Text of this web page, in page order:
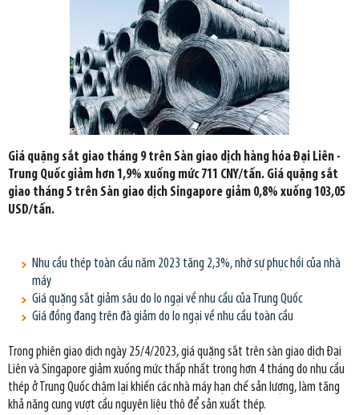
Giá quặng sắt giao tháng 9 trên Sàn giao dịch hàng hóa Đại Liên -
Trung Quốc giảm hơn 1,9% xuống mức 711 CNY/tấn. Giá quặng sắt
giao tháng 5 trên Sàn giao dịch Singapore giảm 0,8% xuống 103,05
USD/tấn.
Nhu cầu thép toàn cầu năm 2023 tăng 2,3%, nhờ sự phục hồi của nhà
máy
Giá quặng sắt giảm sâu do lo ngại về nhu cầu của Trung Quốc
Giá đồng đang trên đà giảm do lo ngại về nhu cầu toàn cầu
Trong phiên giao dịch ngày 25/4/2023, giá quặng sắt trên sàn giao dịch Đại
Liên và Singapore giảm xuống mức thấp nhất trong hơn 4 tháng do nhu cầu
thép ở Trung Quốc chậm lại khiến các nhà máy hạn chế sản lượng, làm tăng
khả năng cung vượt cầu nguyên liệu thô để sản xuất thép.